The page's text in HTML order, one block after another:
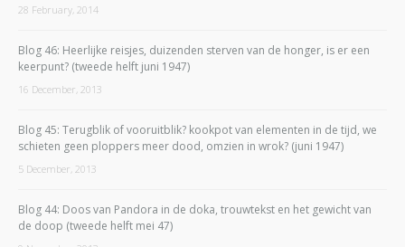
28 February, 2014
Blog 46: Heerlijke reisjes, duizenden sterven van de honger, is er een
keerpunt? (tweede helft juni 1947)
16 December, 2013
Blog 45: Terugblik of vooruitblik? kookpot van elementen in de tijd, we
schieten geen ploppers meer dood, omzien in wrok? (juni 1947)
5 December, 2013
Blog 44: Doos van Pandora in de doka, trouwtekst en het gewicht van
de doop (tweede helft mei 47)